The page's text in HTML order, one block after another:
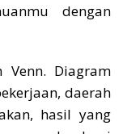
dengan
Diagram
daerah
hasil yang